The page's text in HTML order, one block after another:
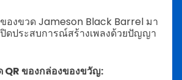
องขวด Jameson Black Barrel มา
ดประสบการณ์สร้างเพลงด้วยปัญญา
ของกล่องของขวัญ: